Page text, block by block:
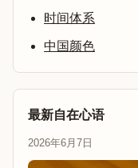
时间体系
中国颜色
最新自在心语
2026年6月7日